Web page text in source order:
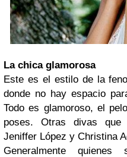
La chica glamorosa
Este es el estilo de la
donde no hay espacio
Todo es glamoroso, el
poses. Otras divas
Jeniffer López y Christina
Generalmente